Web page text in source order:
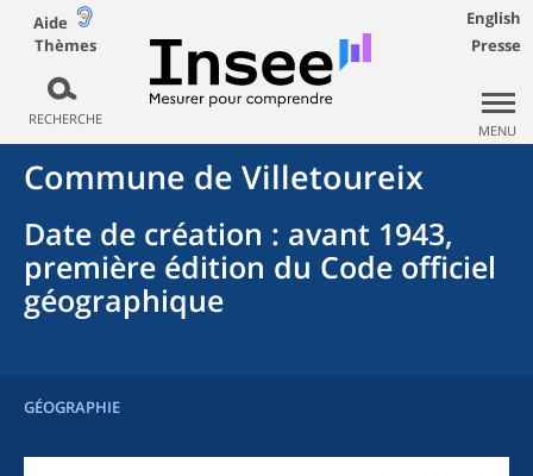
Aide
Thèmes
RECHERCHE
English
Presse
MENU
Commune de Villetoureix
Date de création : avant 1943,
première édition du Code officiel
géographique
GÉOGRAPHIE